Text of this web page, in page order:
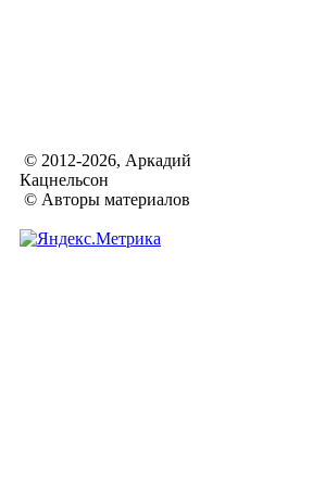
© 2012-2026, Аркадий
Кацнельсон
© Авторы материалов